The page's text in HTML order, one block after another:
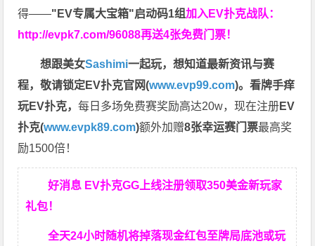
得——"EV专属大宝箱"启动码1组加入EV扑克战队：
http://evpk7.com/96088再送4张免费门票！
想跟美女Sashimi一起玩，想知道最新资讯与赛
程，敬请锁定EV扑克官网(www.evp99.com)。看牌手痒
玩EV扑克，每日多场免费赛奖励高达20w，现在注册EV
扑克(www.evpk89.com)额外加赠8张幸运赛门票最高奖
励1500倍！
好消息 EV扑克GG上线注册领取350美金新玩家
礼包！
全天24小时随机将掉落现金红包至牌局底池或玩